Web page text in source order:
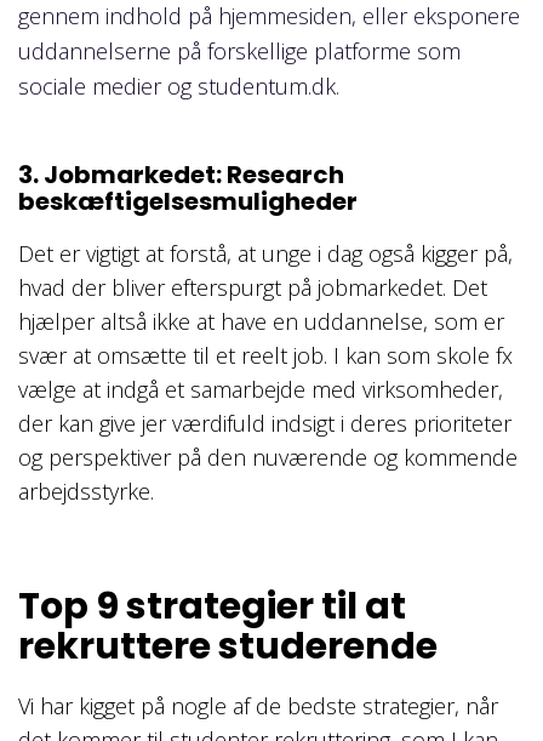
gennem indhold på hjemmesiden, eller eksponere
uddannelserne på forskellige platforme som
sociale medier og studentum.dk.
3. Jobmarkedet: Research
beskæftigelsesmuligheder
Det er vigtigt at forstå, at unge i dag også kigger på,
hvad der bliver efterspurgt på jobmarkedet. Det
hjælper altså ikke at have en uddannelse, som er
svær at omsætte til et reelt job. I kan som skole fx
vælge at indgå et samarbejde med virksomheder,
der kan give jer værdifuld indsigt i deres prioriteter
og perspektiver på den nuværende og kommende
arbejdsstyrke.
Top 9 strategier til at
rekruttere studerende
Vi har kigget på nogle af de bedste strategier, når